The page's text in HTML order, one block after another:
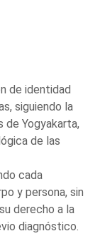
de identidad
siguiendo la
de Yogyakarta,
de las
cada
y persona, sin
derecho a la
diagnóstico.